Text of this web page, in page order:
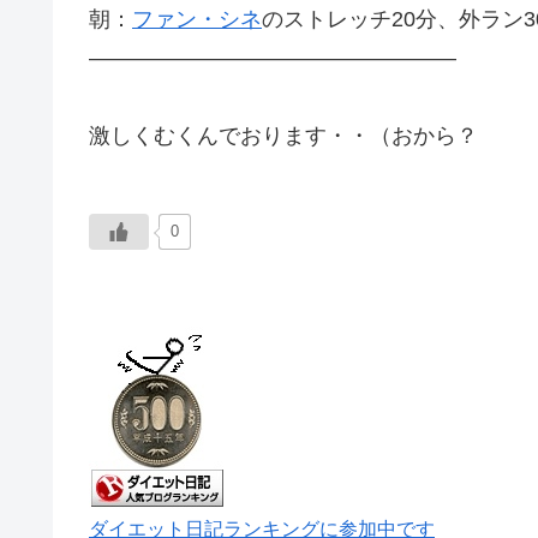
朝： ファン・シネのストレッチ20分、外ラン
—————————————————
激しくむくんでおります・・（おから？
0
ダイエット日記ランキングに参加中です